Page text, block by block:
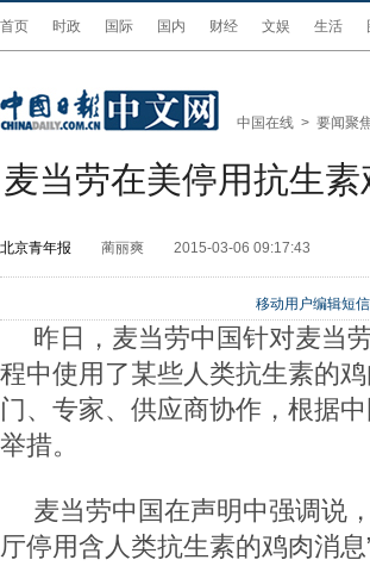
首页 时政 国际 国内 财经 文娱 生活
中国在线 > 要闻聚
麦当劳在美停用抗生
北京青年报 蔺丽爽 2015-03-06 09:17:43
移动用户编辑短
昨日，麦当劳中国针对麦当
程中使用了某些人类抗生素的
门、专家、供应商协作，根据
举措。
麦当劳中国在声明中强调说
厅停用含人类抗生素的鸡肉消